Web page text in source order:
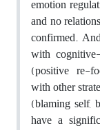
emotion
and no
confirmed.
with
(positive re-
with other
(blaming self,
have a